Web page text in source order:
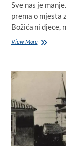
Sve nas je
premalo mjesta
Božića ni djece,
View MoreSRETAN